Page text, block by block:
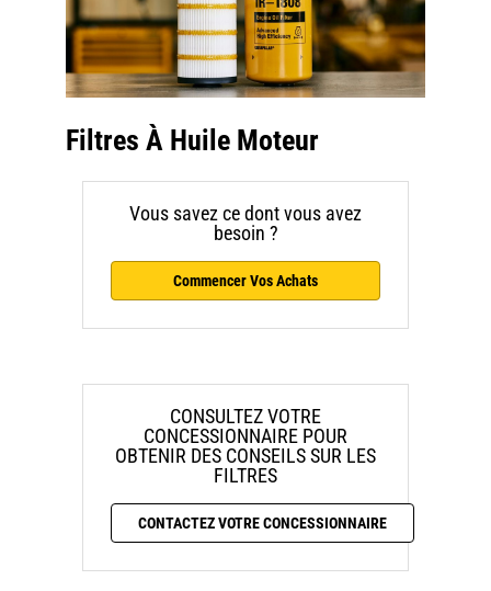
Filtres À Huile Moteur
Vous savez ce dont vous avez
besoin ?
Commencer Vos Achats
CONSULTEZ VOTRE
CONCESSIONNAIRE POUR
OBTENIR DES CONSEILS SUR LES
FILTRES
CONTACTEZ VOTRE CONCESSIONNAIRE